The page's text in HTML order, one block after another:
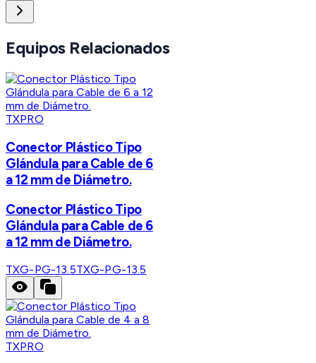
Equipos Relacionados
TXPRO
Conector Plástico Tipo
Glándula para Cable de 6
a 12 mm de Diámetro.
Conector Plástico Tipo
Glándula para Cable de 6
a 12 mm de Diámetro.
TXG-PG-13.5TXG-PG-13.5
TXPRO